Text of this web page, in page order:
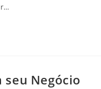
seu Negócio